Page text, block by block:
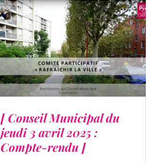
[ Conseil Municipal du
jeudi 3 avril 2025 :
Compte-rendu ]